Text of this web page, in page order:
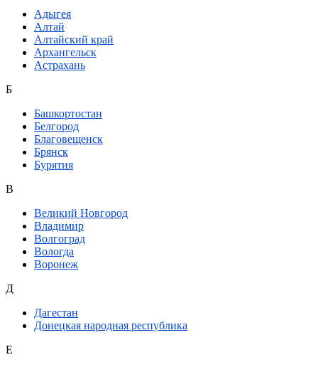
Адыгея
Алтай
Алтайский край
Архангельск
Астрахань
Б
Башкортостан
Белгород
Благовещенск
Брянск
Бурятия
В
Великий Новгород
Владимир
Волгоград
Вологда
Воронеж
Д
Дагестан
Донецкая народная республика
Е